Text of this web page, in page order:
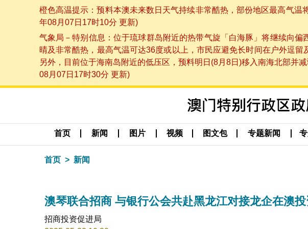
橙色高温提示：预料本澳未来数日天气持续非常酷热，部份地区最高气
年08月07日17时10分 更新)
气象局－特别信息：位于琉球群岛附近的热带气旋「白海豚」将继续向
晴及非常酷热，最高气温可达36度或以上，市民应避免长时间在户外逗
另外，目前位于海南岛附近的低压区，预料明日(8月8日)移入南海北部并
08月07日17时30分 更新)
首页 新闻 图片 视频 图文包 专题新闻
首页 新闻
澳琴联合招商 与银行公会共赴黑龙江对接龙企在澳
招商投资促进局